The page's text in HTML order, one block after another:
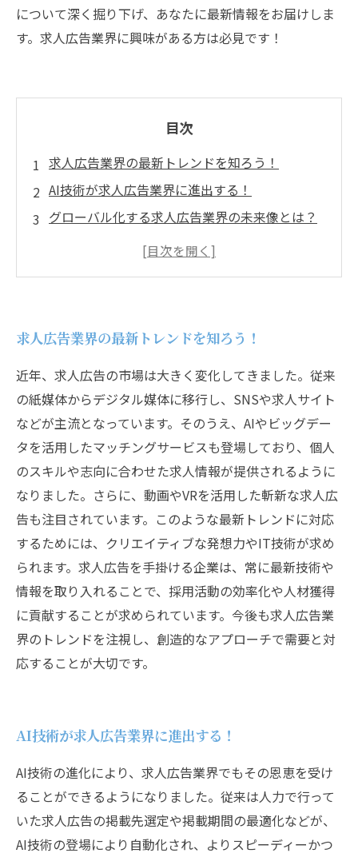
について深く掘り下げ、あなたに最新情報をお届けしま
す。求人広告業界に興味がある方は必見です！
目次
求人広告業界の最新トレンドを知ろう！
AI技術が求人広告業界に進出する！
グローバル化する求人広告業界の未来像とは？
デジタルマーケティングによる求人広告の効果
求人広告業界の最新トレンドを知ろう！
近年、求人広告の市場は大きく変化してきました。従来
の紙媒体からデジタル媒体に移行し、SNSや求人サイト
などが主流となっています。そのうえ、AIやビッグデー
タを活用したマッチングサービスも登場しており、個人
のスキルや志向に合わせた求人情報が提供されるように
なりました。さらに、動画やVRを活用した斬新な求人広
告も注目されています。このような最新トレンドに対応
するためには、クリエイティブな発想力やIT技術が求め
られます。求人広告を手掛ける企業は、常に最新技術や
情報を取り入れることで、採用活動の効率化や人材獲得
に貢献することが求められています。今後も求人広告業
界のトレンドを注視し、創造的なアプローチで需要と対
応することが大切です。
AI技術が求人広告業界に進出する！
AI技術の進化により、求人広告業界でもその恩恵を受け
ることができるようになりました。従来は人力で行って
いた求人広告の掲載先選定や掲載期間の最適化などが、
AI技術の登場により自動化され、よりスピーディーかつ